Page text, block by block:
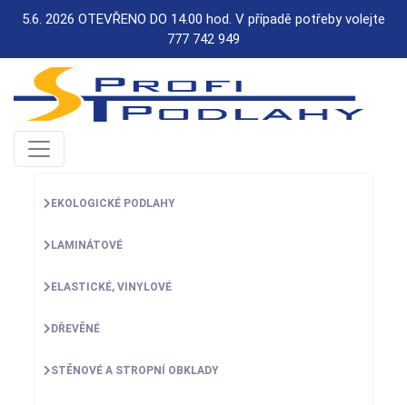
5.6. 2026 OTEVŘENO DO 14.00 hod. V případě potřeby volejte
777 742 949
EKOLOGICKÉ PODLAHY
LAMINÁTOVÉ
ELASTICKÉ, VINYLOVÉ
DŘEVĚNÉ
STĚNOVÉ A STROPNÍ OBKLADY